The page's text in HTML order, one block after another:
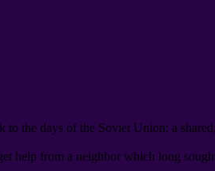
to the days of the Soviet Union:a shared,
help from a neighbor which long